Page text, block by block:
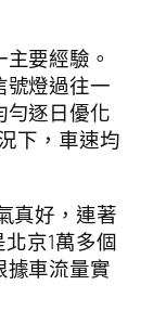
要經驗。
號燈過往一
勻逐日優化
下，車速均
真好，連著
北京1萬多個
據車流量實